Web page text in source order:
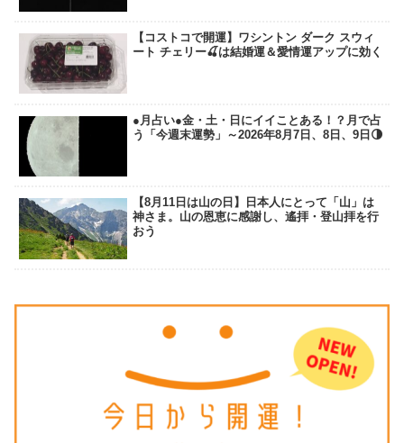
【コストコで開運】ワシントン ダーク スウィ
ート チェリー🍒は結婚運＆愛情運アップに効く
●月占い●金・土・日にイイことある！？月で占
う「今週末運勢」～2026年8月7日、8日、9日🌗
【8月11日は山の日】日本人にとって「山」は
神さま。山の恩恵に感謝し、遙拝・登山拝を行
おう